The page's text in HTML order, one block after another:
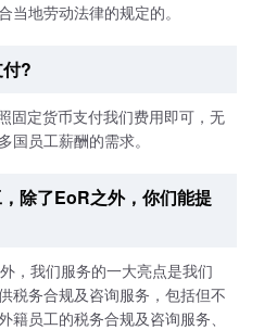
当地劳动法律的规定的。
?
固定货币支付我们费用即可，无
国员工薪酬的需求。
除了EoR之外，你们能提
，我们服务的一大亮点是我们
税务合规及咨询服务，包括但不
员工的税务合规及咨询服务、